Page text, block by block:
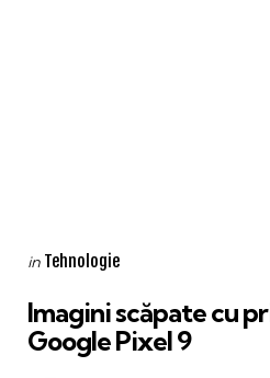
Categories
Posted
in Tehnologie
Imagini scăpate cu
Google Pixel 9